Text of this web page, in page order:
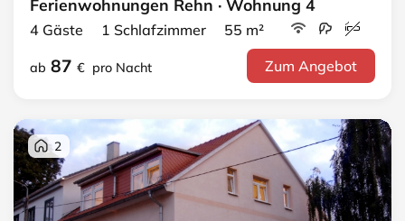
Ferienwohnungen Rehn · Wohnung 4
4 Gäste 1 Schlafzimmer 55 m²
ab 87 € pro Nacht Zum Angebot
2